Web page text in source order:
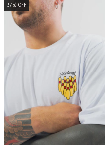
37% OFF